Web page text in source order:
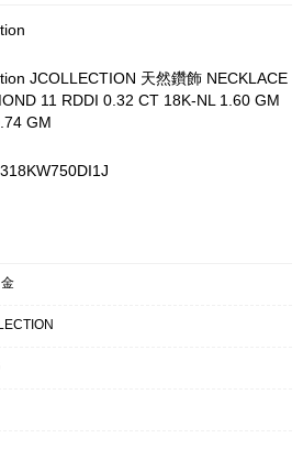
JCOLLECTION 天然鑽飾 NECKLACE
11 RDDI 0.32 CT 18K-NL 1.60 GM
GM